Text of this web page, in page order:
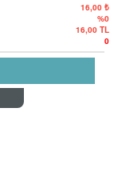
16,00 ₺
%0
16,00 TL
0